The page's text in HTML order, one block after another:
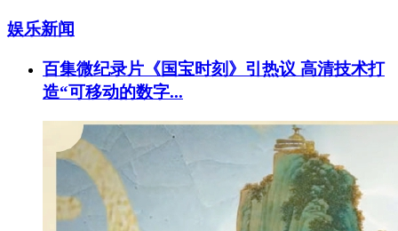
娱乐新闻
百集微纪录片《国宝时刻》引热议 高清技术打
造“可移动的数字...